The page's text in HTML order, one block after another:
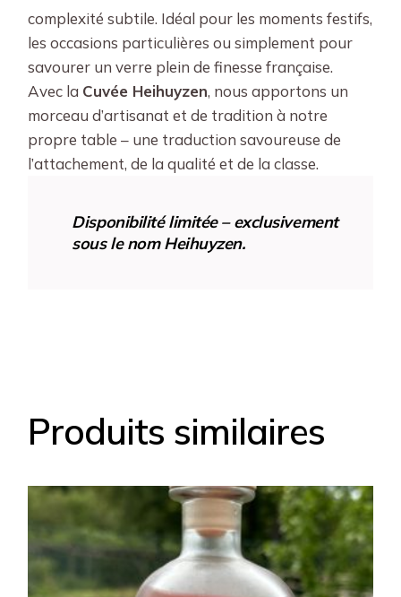
complexité subtile. Idéal pour les moments festifs,
les occasions particulières ou simplement pour
savourer un verre plein de finesse française.
Avec la Cuvée Heihuyzen, nous apportons un
morceau d’artisanat et de tradition à notre
propre table – une traduction savoureuse de
l’attachement, de la qualité et de la classe.
Disponibilité limitée – exclusivement
sous le nom Heihuyzen.
Produits similaires